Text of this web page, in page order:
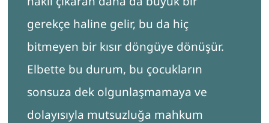
gerekçe haline gelir, bu da hiç
bitmeyen bir kısır döngüye dönüşür.
Elbette bu durum, bu çocukların
sonsuza dek olgunlaşmamaya ve
dolayısıyla mutsuzluğa mahkum